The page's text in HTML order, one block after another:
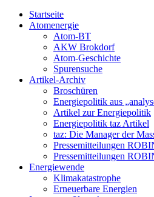
Startseite
Atomenergie
Atom-BT
AKW Brokdorf
Atom-Geschichte
Spurensuche
Artikel-Archiv
Broschüren
Energiepolitik aus
Artikel zur Energiepolitik
Energiepolitik taz Artikel
taz: Die Manager der
Pressemitteilungen
Pressemitteilungen
Energiewende
Klimakatastrophe
Erneuerbare Energien